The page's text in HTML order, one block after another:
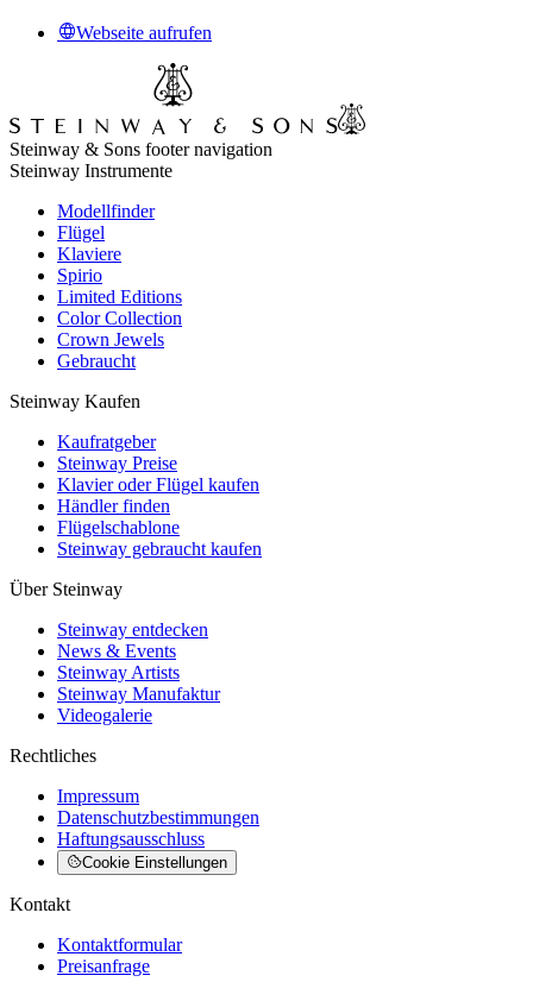
Webseite aufrufen
Steinway & Sons footer navigation
Steinway Instrumente
Modellfinder
Flügel
Klaviere
Spirio
Limited Editions
Color Collection
Crown Jewels
Gebraucht
Steinway Kaufen
Kaufratgeber
Steinway Preise
Klavier oder Flügel kaufen
Händler finden
Flügelschablone
Steinway gebraucht kaufen
Über Steinway
Steinway entdecken
News & Events
Steinway Artists
Steinway Manufaktur
Videogalerie
Rechtliches
Impressum
Datenschutzbestimmungen
Haftungsausschluss
Cookie Einstellungen
Kontakt
Kontaktformular
Preisanfrage